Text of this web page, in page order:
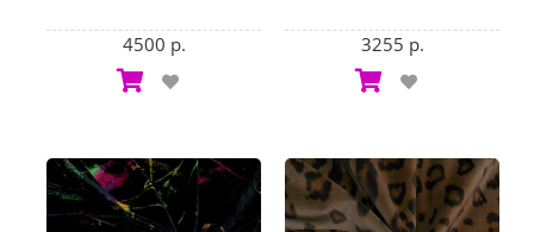
4500 р. 3255 р.